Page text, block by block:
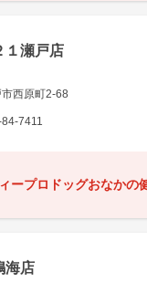
１瀬戸店
西原町2-68
7411
ープロドッグおなかの
海店